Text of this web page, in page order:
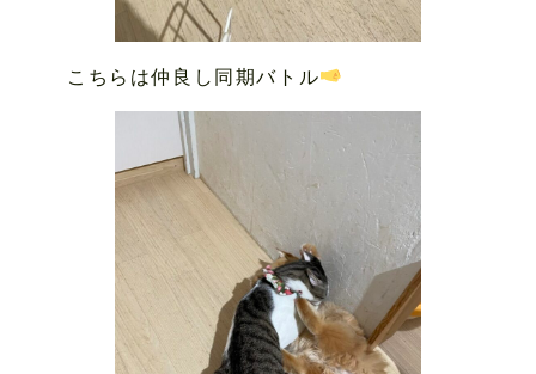
こちらは仲良し同期バトル